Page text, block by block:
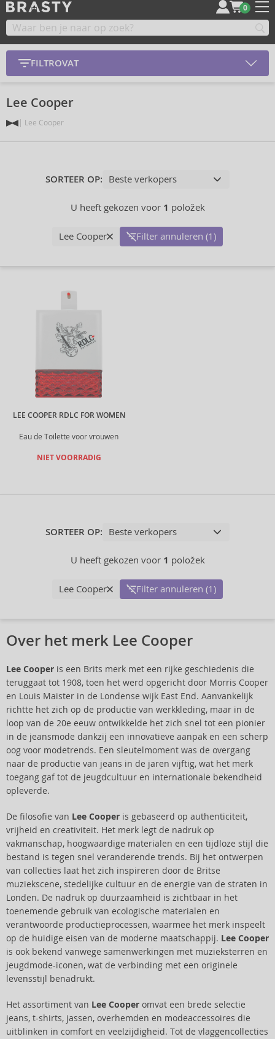
0
FILTROVAT
Lee Cooper
Lee Cooper
SORTEER OP:
U heeft gekozen voor 1 položek
Lee Cooper Filter annuleren (1)
LEE COOPER RDLC FOR WOMEN
Eau de Toilette voor vrouwen
NIET VOORRADIG
SORTEER OP:
U heeft gekozen voor 1 položek
Lee Cooper Filter annuleren (1)
Over het merk Lee Cooper
Lee Cooper is een Brits merk met een rijke geschiedenis die
teruggaat tot 1908, toen het werd opgericht door Morris Cooper
en Louis Maister in de Londense wijk East End. Aanvankelijk
richtte het zich op de productie van werkkleding, maar in de
loop van de 20e eeuw ontwikkelde het zich snel tot een pionier
in de jeansmode dankzij een innovatieve aanpak en een scherp
oog voor modetrends. Een sleutelmoment was de overgang
naar de productie van jeans in de jaren vijftig, wat het merk
toegang gaf tot de jeugdcultuur en internationale bekendheid
opleverde.
De filosofie van Lee Cooper is gebaseerd op authenticiteit,
vrijheid en creativiteit. Het merk legt de nadruk op
vakmanschap, hoogwaardige materialen en een tijdloze stijl die
bestand is tegen snel veranderende trends. Bij het ontwerpen
van collecties laat het zich inspireren door de Britse
muziekscene, stedelijke cultuur en de energie van de straten in
Londen. De nadruk op duurzaamheid is zichtbaar in het
toenemende gebruik van ecologische materialen en
verantwoorde productieprocessen, waarmee het merk inspeelt
op de huidige eisen van de moderne maatschappij. Lee Cooper
is ook bekend vanwege samenwerkingen met muzieksterren en
jeugdmode-iconen, wat de verbinding met een originele
levensstijl benadrukt.
Het assortiment van Lee Cooper omvat een brede selectie
jeans, t-shirts, jassen, overhemden en modeaccessoires die
uitblinken in comfort en veelzijdigheid. Tot de vlaggencollecties